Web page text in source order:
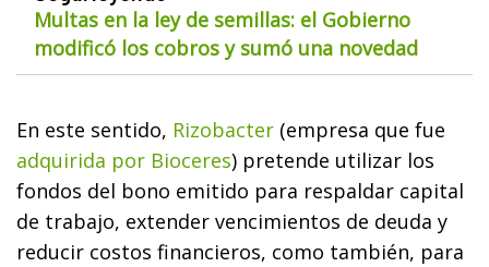
Multas en la ley de semillas: el Gobierno
modificó los cobros y sumó una novedad
En este sentido, Rizobacter (empresa que fue
adquirida por Bioceres) pretende utilizar los
fondos del bono emitido para respaldar capital
de trabajo, extender vencimientos de deuda y
reducir costos financieros, como también, para